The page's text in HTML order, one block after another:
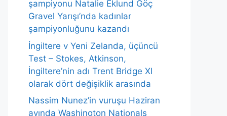
şampiyonu Natalie Eklund Göç
Gravel Yarışı’nda kadınlar
şampiyonluğunu kazandı
İngiltere v Yeni Zelanda, üçüncü
Test – Stokes, Atkinson,
İngiltere’nin adı Trent Bridge XI
olarak dört değişiklik arasında
Nassim Nunez’in vuruşu Haziran
ayında Washington Nationals